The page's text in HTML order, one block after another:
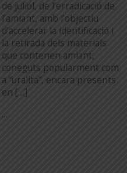
de juliol, de l’erradicació de
l’amiant, amb l’objectiu
d’accelerar la identificació i
la retirada dels materials
que contenen amiant,
coneguts popularment com
a “uralita”, encara presents
en […]
...